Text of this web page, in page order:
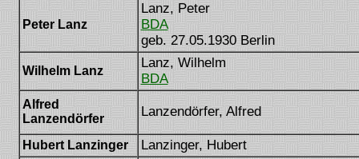
Peter Lanz
Lanz, Peter
BDA
geb. 27.05.1930 Berlin
Wilhelm Lanz
Lanz, Wilhelm
BDA
Alfred
Lanzendörfer
Lanzendörfer, Alfred
Hubert Lanzinger Lanzinger, Hubert